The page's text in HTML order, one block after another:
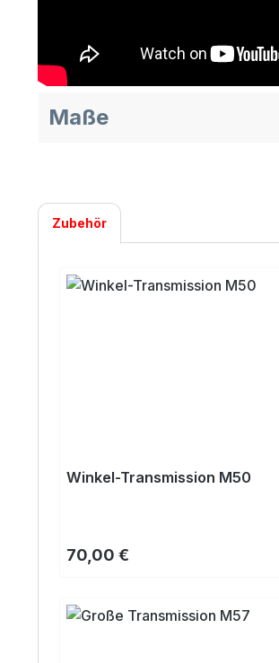
Maße
Zubehör
Winkel-Transmission M50
Regulärer Preis:
70,00 €